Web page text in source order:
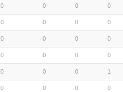
0 0 0 0
0 0 0 0
0 0 0 0
0 0 0 0
0 0 0 1
0 0 0 0